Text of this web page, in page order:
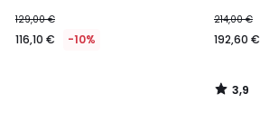
129,00 €
116,10 € -10%
214,00 €
192,60 €
3,9
/